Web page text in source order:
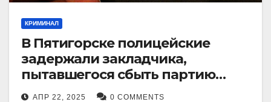
КРИМИНАЛ
В Пятигорске полицейские
задержали закладчика,
пытавшегося сбыть партию
синтетического наркотика
АПР 22, 2025 0 COMMENTS